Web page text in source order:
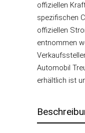
offiziellen
spezifischen
offiziellen
entnommen
Automobil
erhältlich ist